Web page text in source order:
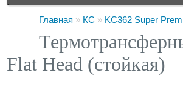
Главная » КС » KC362 Super
Flat Head (стойкая)